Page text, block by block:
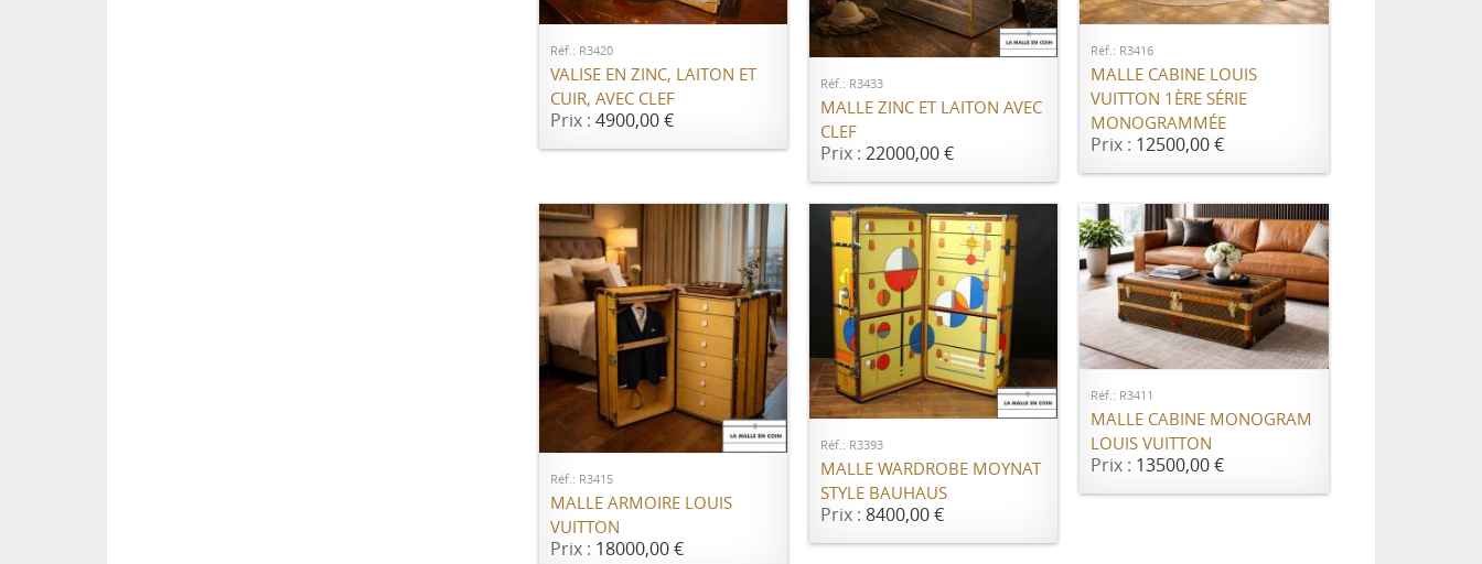
Réf.: R3420
VALISE EN ZINC, LAITON ET
CUIR, AVEC CLEF
Prix : 4900,00 €
AJOUTER AU PANIER
Réf.: R3433
MALLE ZINC ET LAITON AVEC
CLEF
Prix : 22000,00 €
Réf.: R3416
MALLE CABINE LOUIS
VUITTON 1ÈRE SÉRIE
MONOGRAMMÉE
Prix : 12500,00 €
AJOUTER AU PANIER
Réf.: R3415
MALLE ARMOIRE LOUIS
VUITTON
Prix : 18000,00 €
AJOUTER AU PANIER
Réf.: R3393
MALLE WARDROBE MOYNAT
STYLE BAUHAUS
Prix : 8400,00 €
AJOUTER AU PANIER
Réf.: R3411
MALLE CABINE MONOGRAM
LOUIS VUITTON
Prix : 13500,00 €